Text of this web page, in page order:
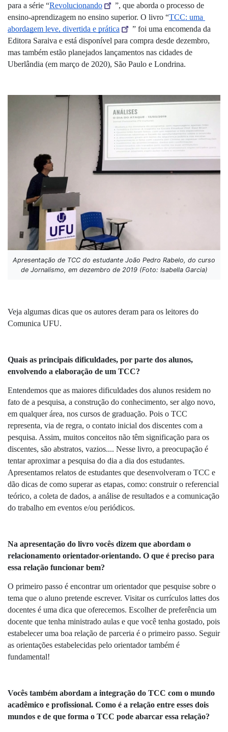
para a série “Revolucionando
”, que aborda o processo de
ensino-aprendizagem no ensino superior. O livro “TCC: uma
abordagem leve, divertida e prática
” foi uma encomenda da
Editora Saraiva e está disponível para compra desde dezembro,
mas também estão planejados lançamentos nas cidades de
Uberlândia (em março de 2020), São Paulo e Londrina.
Apresentação de TCC do estudante João Pedro Rabelo, do curso
de Jornalismo, em dezembro de 2019 (Foto: Isabella Garcia)
Veja algumas dicas que os autores deram para os leitores do
Comunica UFU.
Quais as principais dificuldades, por parte dos alunos,
envolvendo a elaboração de um TCC?
Entendemos que as maiores dificuldades dos alunos residem no
fato de a pesquisa, a construção do conhecimento, ser algo novo,
em qualquer área, nos cursos de graduação. Pois o TCC
representa, via de regra, o contato inicial dos discentes com a
pesquisa. Assim, muitos conceitos não têm significação para os
discentes, são abstratos, vazios.... Nesse livro, a preocupação é
tentar aproximar a pesquisa do dia a dia dos estudantes.
Apresentamos relatos de estudantes que desenvolveram o TCC e
dão dicas de como superar as etapas, como: construir o referencial
teórico, a coleta de dados, a análise de resultados e a comunicação
do trabalho em eventos e/ou periódicos.
Na apresentação do livro vocês dizem que abordam o
relacionamento orientador-orientando. O que é preciso para
essa relação funcionar bem?
O primeiro passo é encontrar um orientador que pesquise sobre o
tema que o aluno pretende escrever. Visitar os currículos lattes dos
docentes é uma dica que oferecemos. Escolher de preferência um
docente que tenha ministrado aulas e que você tenha gostado, pois
estabelecer uma boa relação de parceria é o primeiro passo. Seguir
as orientações estabelecidas pelo orientador também é
fundamental!
Vocês também abordam a integração do TCC com o mundo
acadêmico e profissional. Como é a relação entre esses dois
mundos e de que forma o TCC pode abarcar essa relação?